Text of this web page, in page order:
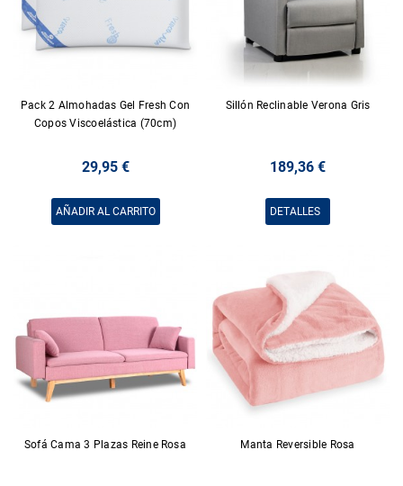
Pack 2 Almohadas Gel Fresh Con
Copos Viscoelástica (70cm)
29,95 €
AÑADIR AL CARRITO
Sillón Reclinable Verona Gris
189,36 €
DETALLES
Sofá Cama 3 Plazas Reine Rosa Manta Reversible Rosa